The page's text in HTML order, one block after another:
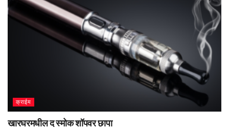
क्राईम
खारघरमधील द स्मोक शॉपवर छापा